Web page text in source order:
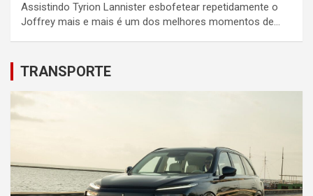
Assistindo Tyrion Lannister esbofetear repetidamente o
Joffrey mais e mais é um dos melhores momentos de…
TRANSPORTE